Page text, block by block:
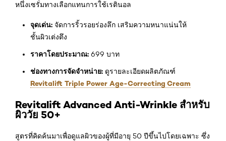
หนึ่งเซรั่มทางเลือกแทนการใช้เรตินอล
จุดเด่น: จัดการริ้วรอยร่องลึก เสริมความหนาแน่นให้
ชั้นผิวเต่งตึง
ราคาโดยประมาณ: 699 บาท
ช่องทางการจัดจำหน่าย: ดูรายละเอียดผลิตภัณฑ์
Revitalift Triple Power Age-Correcting Cream
Revitalift Advanced Anti-Wrinkle สำหรับ
ผิววัย 50+
สูตรที่คิดค้นมาเพื่อดูแลผิวของผู้ที่มีอายุ 50 ปีขึ้นไปโดยเฉพาะ ซึ่ง